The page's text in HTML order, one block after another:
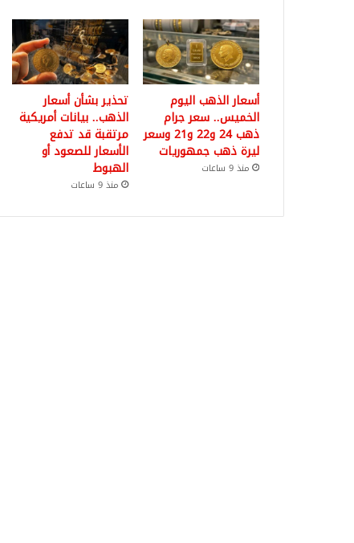
أسعار الذهب اليوم
الخميس.. سعر جرام
ذهب 24 و22 و21 وسعر
ليرة ذهب جمهوريات
منذ 9 ساعات
تحذير بشأن أسعار
الذهب.. بيانات أمريكية
مرتقبة قد تدفع
الأسعار للصعود أو
الهبوط
منذ 9 ساعات